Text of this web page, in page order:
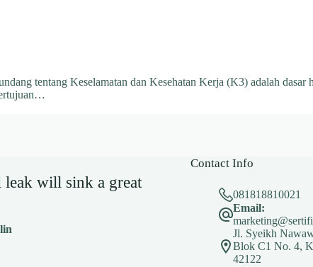
tentang Keselamatan dan Kesehatan Kerja (K3) adalah dasar
leak will sink a great
Contact Info
081818810021
Email:
Jl. Syeikh
Blok C1 No. 4,
42122